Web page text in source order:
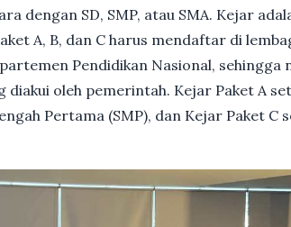
dengan SD, SMP, atau SMA. Kejar
A, B, dan C harus mendaftar di
Pendidikan Nasional, sehingga
oleh pemerintah. Kejar Paket A
Pertama (SMP), dan Kejar Paket C